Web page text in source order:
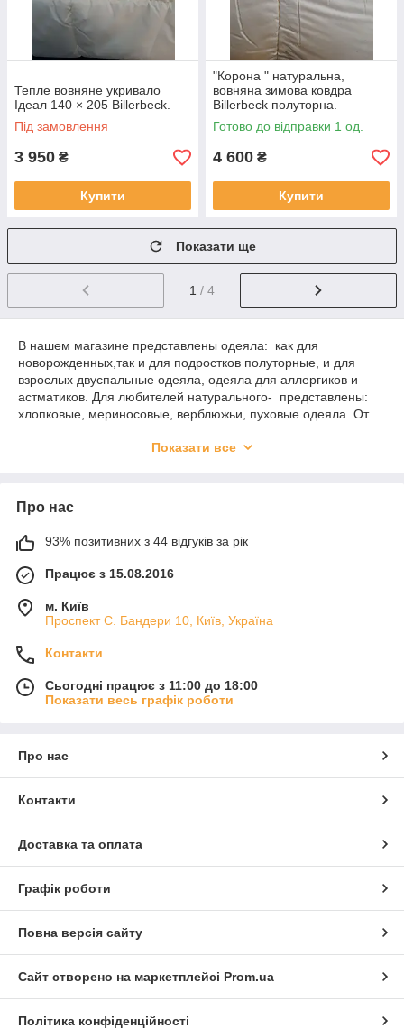
Тепле вовняне укривало
Ідеал 140 × 205 Billerbeck.
Під замовлення
3 950 ₴
Купити
"Корона " натуральна,
вовняна зимова ковдра
Billerbeck полуторна.
Готово до відправки 1 од.
4 600 ₴
Купити
Показати ще
1 / 4
В нашем магазине представлены одеяла: как для
новорожденных,так и для подростков полуторные, и для
взрослых двуспальные одеяла, одеяла для аллергиков и
астматиков. Для любителей натурального- представлены:
хлопковые, мериносовые, верблюжьи, пуховые одеяла. От
одеяло которое можно стирать, или одеяло для туризма? В
Показати все
Про нас
93% позитивних з 44 відгуків за рік
Працює з 15.08.2016
м. Київ
Проспект С. Бандери 10, Київ, Україна
Контакти
Сьогодні працює з 11:00 до 18:00
Показати весь графік роботи
Про нас
Контакти
Доставка та оплата
Графік роботи
Повна версія сайту
Сайт створено на маркетплейсі Prom.ua
Політика конфіденційності